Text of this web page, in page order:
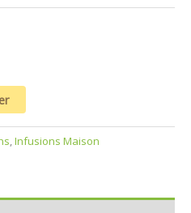
,Infusions Maison